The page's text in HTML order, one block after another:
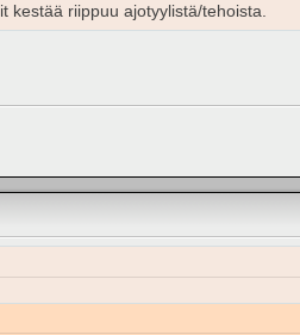
kestää riippuu ajotyylistä/tehoista.